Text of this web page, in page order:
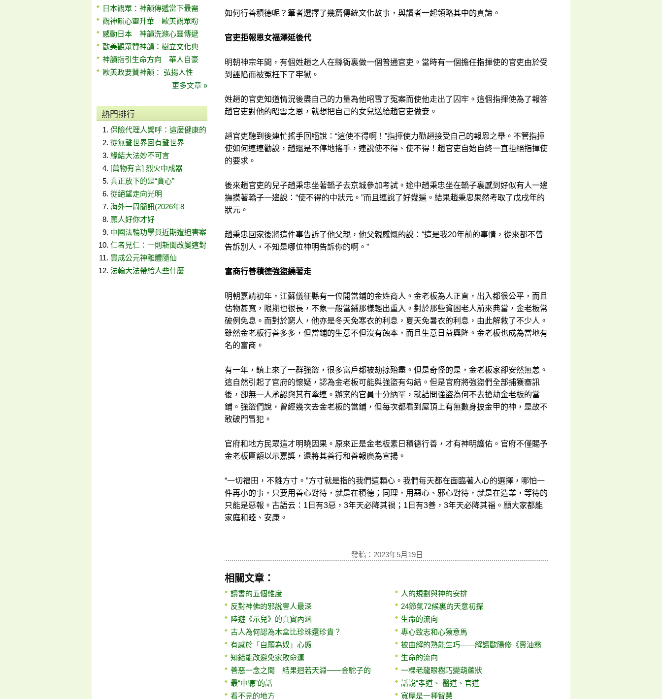
日本觀眾：神韻傳遞當下最需
觀神韻心靈升華 歐美觀眾盼
感動日本 神韻洗滌心靈傳遞
歐美觀眾贊神韻：樹立文化典
神韻指引生命方向 華人自豪
歐美政要贊神韻： 弘揚人性
更多文章 »
熱門排行
保險代理人驚呼：這麼健康的
從無聲世界回有聲世界
緣結大法妙不可言
[萬物有言] 烈火中成器
真正放下的是“貪心”
從絕望走向光明
海外一周簡訊(2026年8
願人好你才好
中國法輪功學員近期遭迫害案
仁者見仁：一則新聞改變這對
賈成公元神離體隨仙
法輪大法帶給人些什麼
如何行善積德呢？筆者選擇了幾篇傳統文化故事，與讀者一起領略其中的真諦。
官吏拒報恩女福澤延後代
明朝神宗年間，有個姓趙之人在縣衙裏做一個普通官吏。當時有一個擔任指揮使的官吏由於受
到誣陷而被冤枉下了牢獄。
姓趙的官吏知道情況後盡自己的力量為他昭雪了冤案而使他走出了囚牢。這個指揮使為了報答
趙官吏對他的昭雪之恩，就想把自己的女兒送給趙官吏做妾。
趙官吏聽到後連忙搖手回絕說：“這使不得啊！”指揮使力勸趙接受自己的報恩之舉。不管指揮
使如何連連勸說，趙還是不停地搖手，連說使不得、使不得！趙官吏自始自終一直拒絕指揮使
的要求。
後來趙官吏的兒子趙秉忠坐著轎子去京城參加考試。途中趙秉忠坐在轎子裏感到好似有人一邊
撫摸著轎子一邊說：“使不得的中狀元。”而且連說了好幾遍。結果趙秉忠果然考取了戊戌年的
狀元。
趙秉忠回家後將這件事告訴了他父親，他父親感慨的說：“這是我20年前的事情，從來都不曾
告訴別人，不知是哪位神明告訴你的啊。”
富商行善積德強盜繞著走
明朝嘉靖初年，江蘇儀征縣有一位開當鋪的金姓商人。金老板為人正直，出入都很公平，而且
估物甚寬，限期也很長，不象一般當鋪那樣輕出重入。對於那些貧困老人前來典當，金老板常
破例免息。而對於窮人，他亦是冬天免寒衣的利息，夏天免暑衣的利息，由此解救了不少人。
雖然金老板行善多多，但當鋪的生意不但沒有蝕本，而且生意日益興隆。金老板也成為當地有
名的富商。
有一年，鎮上來了一群強盜，很多富戶都被劫掠殆盡。但是奇怪的是，金老板家卻安然無恙。
這自然引起了官府的懷疑，認為金老板可能與強盜有勾結。但是官府將強盜們全部捕獲審訊
後，卻無一人承認與其有牽連。辦案的官員十分納罕，就詰問強盜為何不去搶劫金老板的當
鋪。強盜們說，曾經幾次去金老板的當鋪，但每次都看到屋頂上有無數身披金甲的神，是故不
敢破門冒犯。
官府和地方民眾這才明曉因果。原來正是金老板素日積德行善，才有神明護佑。官府不僅賜予
金老板匾額以示嘉獎，還將其善行和善報廣為宣揚。
“一切福田，不離方寸。”方寸就是指的我們這顆心。我們每天都在面臨著人心的選擇，哪怕一
件再小的事，只要用善心對待，就是在積德；同理，用惡心、邪心對待，就是在造業，等待的
只能是惡報。古語云：1日有3惡，3年天必降其禍；1日有3善，3年天必降其福。願大家都能
家庭和睦、安康。
發稿：2023年5月19日
相關文章：
讀書的五個維度
反對神佛的邪說害人最深
陸遊《示兒》的真實內涵
古人為何認為木盒比珍珠還珍貴？
有感於「自願為奴」心態
知錯能改避免家敗命運
善惡一念之間 結果迥若天淵——金駝子的
最“中聽”的話
看不見的地方
人的規劃與神的安排
24節氣72候裏的天意初探
生命的流向
專心致志和心猿意馬
被曲解的熟能生巧——解讀歐陽修《賣油翁
生命的流向
一棵老龍眼樹巧變葫蘆狀
話說“孝道、 醫道、官道
寬厚是一種智慧